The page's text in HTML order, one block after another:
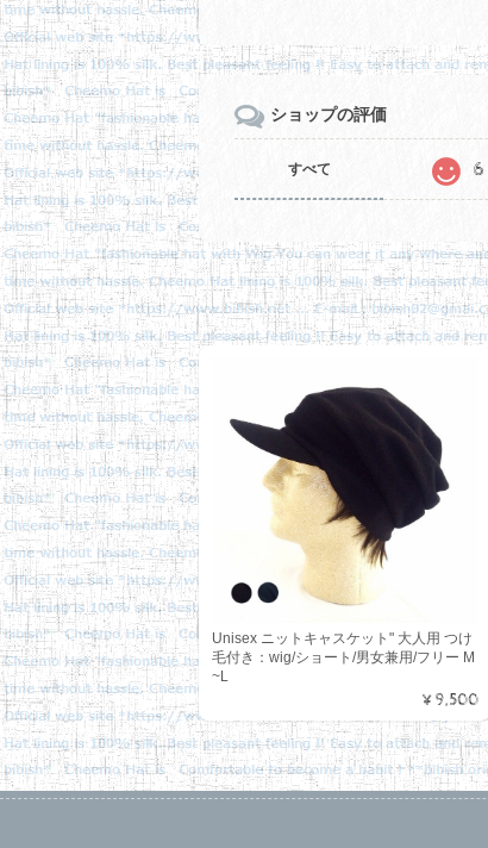
ショップの評価
すべて 6
Unisex ニットキャスケット" 大人用 つけ
毛付き：wig/ショート/男女兼用/フリー M
~L
¥9,500